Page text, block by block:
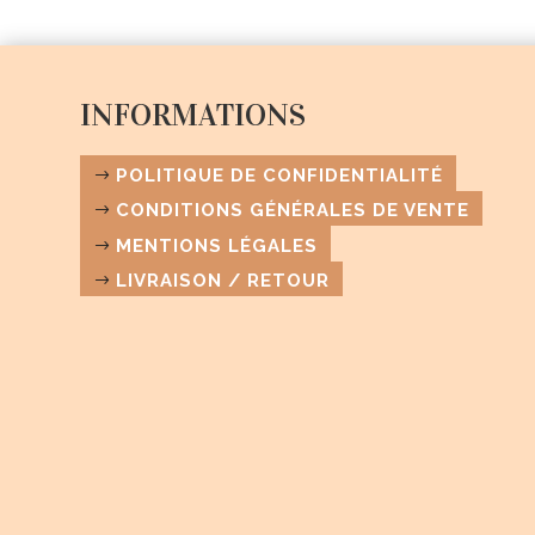
be
product
page
INFORMATIONS
POLITIQUE DE CONFIDENTIALITÉ
CONDITIONS GÉNÉRALES DE VENTE
MENTIONS LÉGALES
LIVRAISON / RETOUR